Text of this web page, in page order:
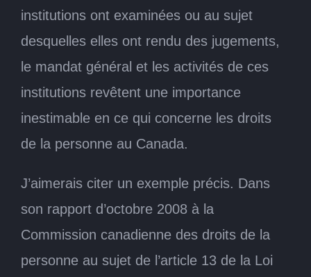
institutions ont examinées ou au sujet
desquelles elles ont rendu des jugements,
le mandat général et les activités de ces
institutions revêtent une importance
inestimable en ce qui concerne les droits
de la personne au Canada.
J’aimerais citer un exemple précis. Dans
son rapport d’octobre 2008 à la
Commission canadienne des droits de la
personne au sujet de l’article 13 de la Loi